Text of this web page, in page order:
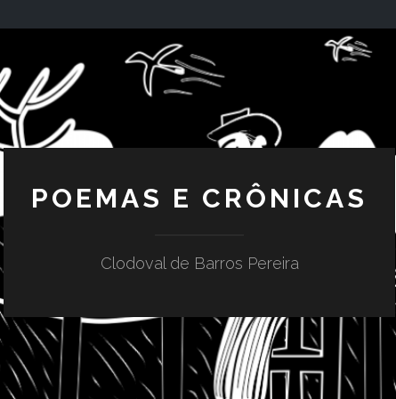
POEMAS E CRÔNICAS
Clodoval de Barros Pereira